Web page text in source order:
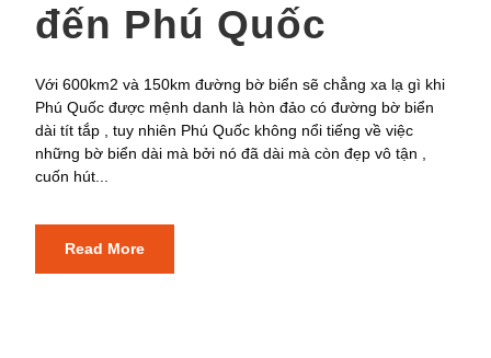
đến Phú Quốc
Với 600km2 và 150km đường bờ biển sẽ chẳng xa lạ gì khi
Phú Quốc được mệnh danh là hòn đảo có đường bờ biển
dài tít tắp , tuy nhiên Phú Quốc không nổi tiếng về việc
những bờ biển dài mà bởi nó đã dài mà còn đẹp vô tận ,
cuốn hút...
Read More